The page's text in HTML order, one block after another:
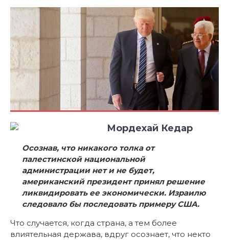
Зачем
сметает
карточный
домик
автономии?
Мордехай Кедар
Осознав, что никакого толка от
палестинской национальной
администрации нет и не будет,
американский президент принял решение
ликвидировать ее экономически. Израилю
следовало бы последовать примеру США.
Что случается, когда страна, а тем более
влиятельная держава, вдруг осознает, что некто